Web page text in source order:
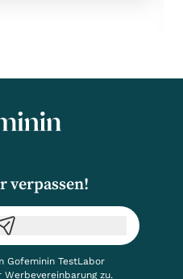
verpassen!
Gofeminin TestLabor
Werbevereinbarungzu.